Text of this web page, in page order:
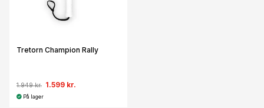
Tretorn Champion Rally
1.949 kr. 1.599 kr.
På lager